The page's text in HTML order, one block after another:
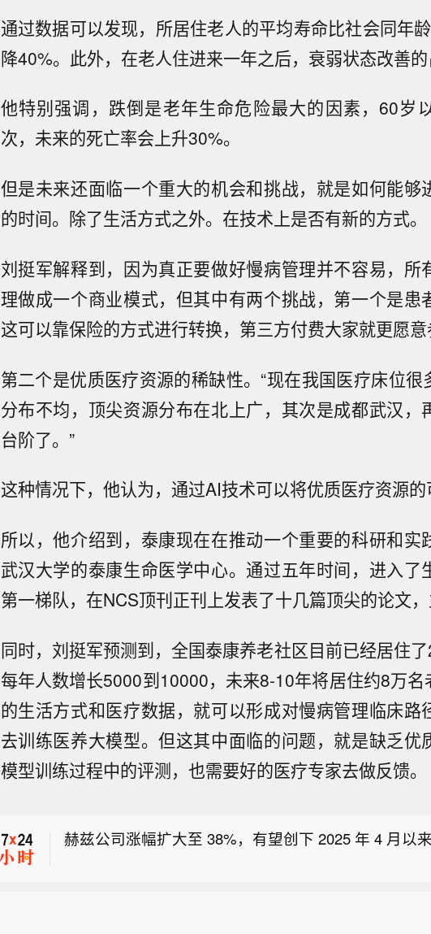
通过数据可以发现，所居住老人的平均寿命比社会同年
降40%。此外，在老人住进来一年之后，衰弱状态改善的
他特别强调，跌倒是老年生命危险最大的因素，60岁
次，未来的死亡率会上升30%。
但是未来还面临一个重大的机会和挑战，就是如何能够
的时间。除了生活方式之外。在技术上是否有新的方式。
刘挺军解释到，因为真正要做好慢病管理并不容易，所
理做成一个商业模式，但其中有两个挑战，第一个是患
这可以靠保险的方式进行转换，第三方付费大家就更愿意
第二个是优质医疗资源的稀缺性。“现在我国医疗床位
分布不均，顶尖资源分布在北上广，其次是成都武汉，
台阶了。”
这种情况下，他认为，通过AI技术可以将优质医疗资源的
所以，他介绍到，泰康现在在推动一个重要的科研和实
武汉大学的泰康生命医学中心。通过五年时间，进入了
第一梯队，在NCS顶刊正刊上发表了十几篇顶尖的论文，
同时，刘挺军预测到，全国泰康养老社区目前已经居住
每年人数增长5000到10000，未来8-10年将居住约8万
的生活方式和医疗数据，就可以形成对慢病管理临床路
去训练医养大模型。但这其中面临的问题，就是缺乏优
模型训练过程中的评测，也需要好的医疗专家去做反馈。
【美国考虑推迟征收多晶硅相关产品关税】央视记者
悉，特朗普政府官员正考虑将原计划对太阳能电池板
期。据悉，这一安排可能促使参与美国可再生能源项
赫兹公司涨幅扩大至 38%，有望创下 2025 年 4 月以